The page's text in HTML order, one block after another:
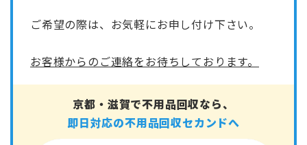
ご希望の際は、お気軽にお申し付け下さい。
お客様からのご連絡をお待ちしております。
京都・滋賀で不用品回収なら、
即日対応の不用品回収セカンドへ